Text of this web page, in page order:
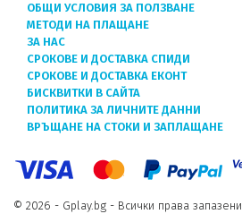
ОБЩИ УСЛОВИЯ ЗА ПОЛЗВАНЕ
МЕТОДИ НА ПЛАЩАНЕ
ЗА НАС
СРОКОВЕ И ДОСТАВКА СПИДИ
СРОКОВЕ И ДОСТАВКА ЕКОНТ
БИСКВИТКИ В САЙТА
ПОЛИТИКА ЗА ЛИЧНИТЕ ДАННИ
ВРЪЩАНЕ НА СТОКИ И ЗАПЛАЩАНЕ
© 2026 - Gplay.bg - Всички права запазени